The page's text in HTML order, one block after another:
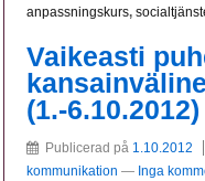
anpassningskurs,
Vaikeasti
(1.-6.10.2012)
Publicerad på 1.10.2012
kommunikation — Inga